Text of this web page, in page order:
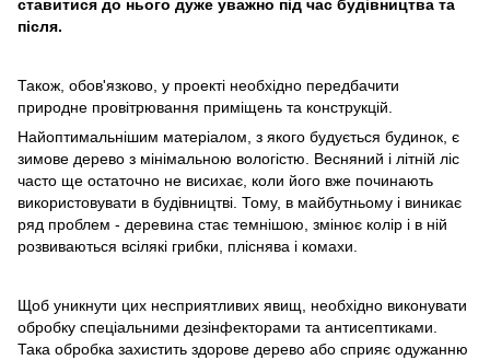
ставитися до нього дуже уважно під час будівництва та
після.
Також, обов'язково, у проекті необхідно передбачити
природне провітрювання приміщень та конструкцій.
Найоптимальнішим матеріалом, з якого будується будинок, є
зимове дерево з мінімальною вологістю. Весняний і літній ліс
часто ще остаточно не висихає, коли його вже починають
використовувати в будівництві. Тому, в майбутньому і виникає
ряд проблем - деревина стає темнішою, змінює колір і в ній
розвиваються всілякі грибки, пліснява і комахи.
Щоб уникнути цих несприятливих явищ, необхідно виконувати
обробку спеціальними дезінфекторами та антисептиками.
Така обробка захистить здорове дерево або сприяє одужанню